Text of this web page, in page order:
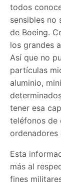
todos
sensibles no
de Boeing.
los grandes
Así que no
partículas
aluminio,
tener esa
teléfonos de
ordenadores
Esta
más al
fines